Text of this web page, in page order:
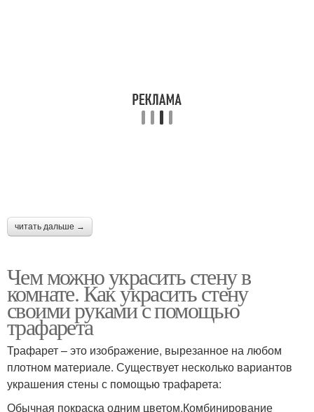
читать дальше →
Чем можно украсить стену в
комнате. Как украсить стену
своими руками с помощью
трафарета
Трафарет – это изображение, вырезанное на любом
плотном материале. Существует несколько вариантов
украшения стены с помощью трафарета:
Обычная покраска одним цветом.Комбинирование